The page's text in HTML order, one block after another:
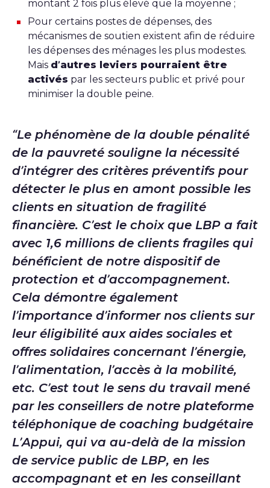
montant 2 fois plus élevé que la moyenne ;
Pour certains postes de dépenses, des
mécanismes de soutien existent afin de réduire
les dépenses des ménages les plus modestes.
Mais d’autres leviers pourraient être
activés par les secteurs public et privé pour
minimiser la double peine.
Le phénomène de la double pénalité
de la pauvreté souligne la nécessité
d’intégrer des critères préventifs pour
détecter le plus en amont possible les
clients en situation de fragilité
financière. C’est le choix que LBP a fait
avec 1,6 millions de clients fragiles qui
bénéficient de notre dispositif de
protection et d’accompagnement.
Cela démontre également
l’importance d’informer nos clients sur
leur éligibilité aux aides sociales et
offres solidaires concernant l’énergie,
l’alimentation, l’accès à la mobilité,
etc. C’est tout le sens du travail mené
par les conseillers de notre plateforme
téléphonique de coaching budgétaire
L’Appui, qui va au-delà de la mission
de service public de LBP, en les
accompagnant et en les conseillant